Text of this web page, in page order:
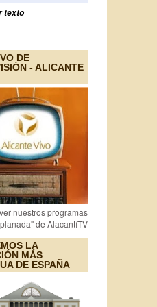
texto
DE
- ALICANTE
nuestros programas
de AlacantíTV
LA
MÁS
DE ESPAÑA